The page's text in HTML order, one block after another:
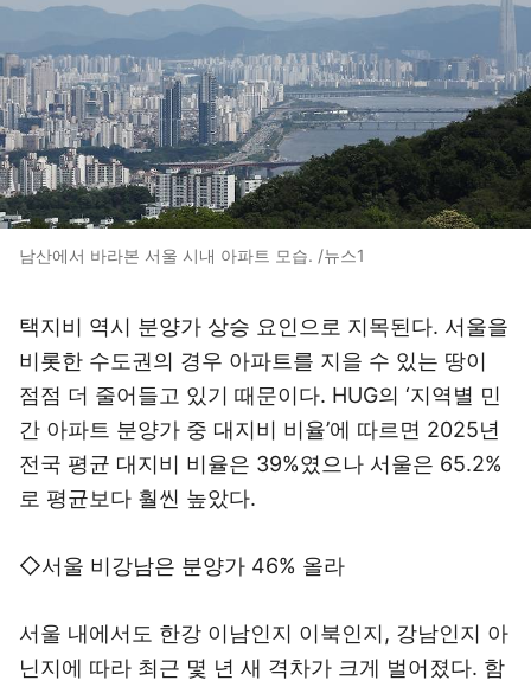
남산에서 바라본 서울 시내 아파트 모습. /뉴스1
택지비 역시 분양가 상승 요인으로 지목된다. 서울을
비롯한 수도권의 경우 아파트를 지을 수 있는 땅이
점점 더 줄어들고 있기 때문이다. HUG의 ‘지역별 민
간 아파트 분양가 중 대지비 비율’에 따르면 2025년
전국 평균 대지비 비율은 39%였으나 서울은 65.2%
로 평균보다 훨씬 높았다.
◇서울 비강남은 분양가 46% 올라
서울 내에서도 한강 이남인지 이북인지, 강남인지 아
닌지에 따라 최근 몇 년 새 격차가 크게 벌어졌다. 함